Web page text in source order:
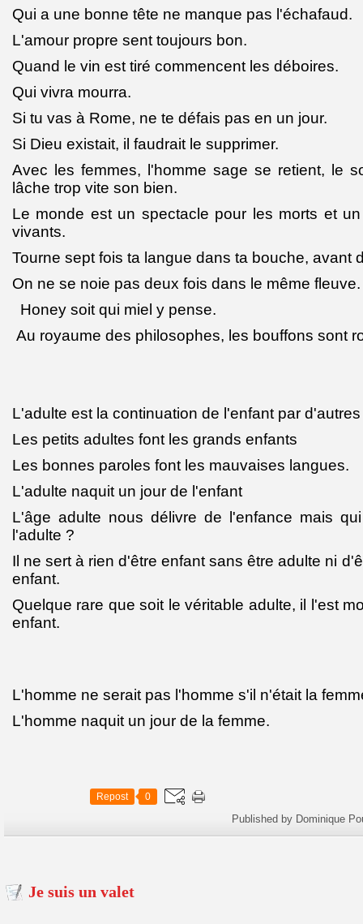
Qui a une bonne tête ne manque pas l'échafaud.
L'amour propre sent toujours bon.
Quand le vin est tiré commencent les déboires.
Qui vivra mourra.
Si tu vas à Rome, ne te défais pas en un jour.
Si Dieu existait, il faudrait le supprimer.
Avec les femmes, l'homme sage se retient, le
lâche trop vite son bien.
Le monde est un spectacle pour les morts et
vivants.
Tourne sept fois ta langue dans ta bouche, avant
On ne se noie pas deux fois dans le même fleuve.
Honey soit qui miel y pense.
Au royaume des philosophes, les bouffons sont
L'adulte est la continuation de l'enfant par
Les petits adultes font les grands enfants
Les bonnes paroles font les mauvaises langues.
L'adulte naquit un jour de l'enfant
L'âge adulte nous délivre de l'enfance mais
l'adulte ?
Il ne sert à rien d'être enfant sans être adulte ni
enfant.
Quelque rare que soit le véritable adulte, il l'est
enfant.
L'homme ne serait pas l'homme s'il n'était la
L'homme naquit un jour de la femme.
Repost 0
Published by Dominique
Je suis un valet